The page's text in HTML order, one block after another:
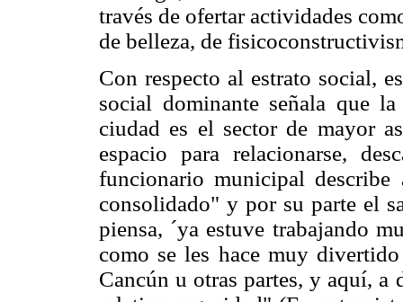
través de ofertar actividades
de belleza, de
Con respecto al estrato social,
social dominante señala que
ciudad es el sector de mayor
espacio para relacionarse,
funcionario municipal
consolidado" y por su parte el
piensa, ´ya estuve trabajando
como se les hace muy
Cancún u otras partes, y aquí, a